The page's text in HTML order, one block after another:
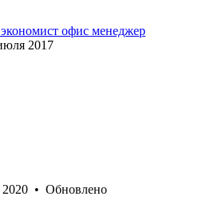
офис менеджер
2017
2020 • Обновлено